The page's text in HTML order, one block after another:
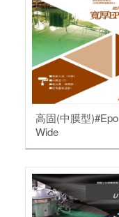
高固(中膜型)#Epo
Wide